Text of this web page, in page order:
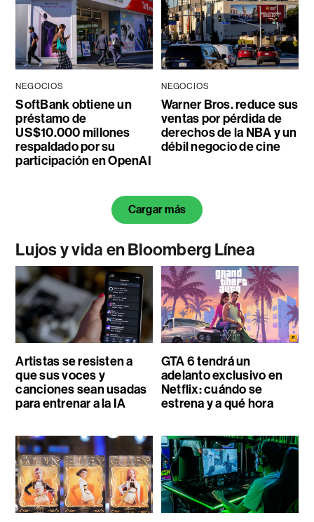
NEGOCIOS
SoftBank obtiene un
préstamo de
US$10.000 millones
respaldado por su
participación en OpenAI
NEGOCIOS
Warner Bros. reduce sus
ventas por pérdida de
derechos de la NBA y un
débil negocio de cine
Cargar más
Lujos y vida en Bloomberg Línea
Artistas se resisten a
que sus voces y
canciones sean usadas
para entrenar a la IA
GTA 6 tendrá un
adelanto exclusivo en
Netflix: cuándo se
estrena y a qué hora